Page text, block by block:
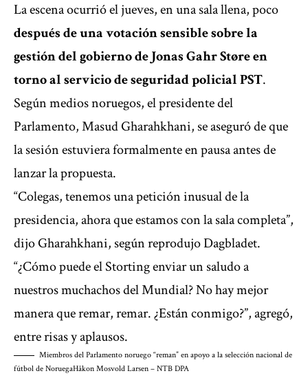
La escena ocurrió el jueves, en una sala llena, poco
después de una votación sensible sobre la
gestión del gobierno de Jonas Gahr Støre en
torno al servicio de seguridad policial PST.
Según medios noruegos, el presidente del
Parlamento, Masud Gharahkhani, se aseguró de que
la sesión estuviera formalmente en pausa antes de
lanzar la propuesta.
“Colegas, tenemos una petición inusual de la
presidencia, ahora que estamos con la sala completa”,
dijo Gharahkhani, según reprodujo Dagbladet.
“¿Cómo puede el Storting enviar un saludo a
nuestros muchachos del Mundial? No hay mejor
manera que remar, remar. ¿Están conmigo?”, agregó,
entre risas y aplausos.
Miembros del Parlamento noruego “reman” en apoyo a la selección nacional de
fútbol de NoruegaHåkon Mosvold Larsen – NTB DPA